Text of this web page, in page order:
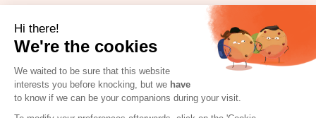
Recursos
ES
Empieza gratis
Hi there!
We're the cookies
We waited to be sure that this website
interests you before knocking, but we have
to know if we can be your companions during your visit.